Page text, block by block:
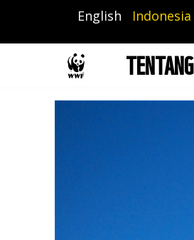
isi
English Indonesia
TENTANG